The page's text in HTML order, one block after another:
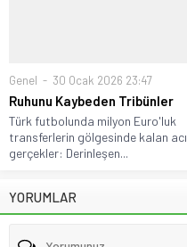
Genel 30 Ocak 2026 23:47
Ruhunu Kaybeden Tribünler
Türk futbolunda milyon Euro'luk
transferlerin gölgesinde kalan acı
gerçekler: Derinleşen...
YORUMLAR